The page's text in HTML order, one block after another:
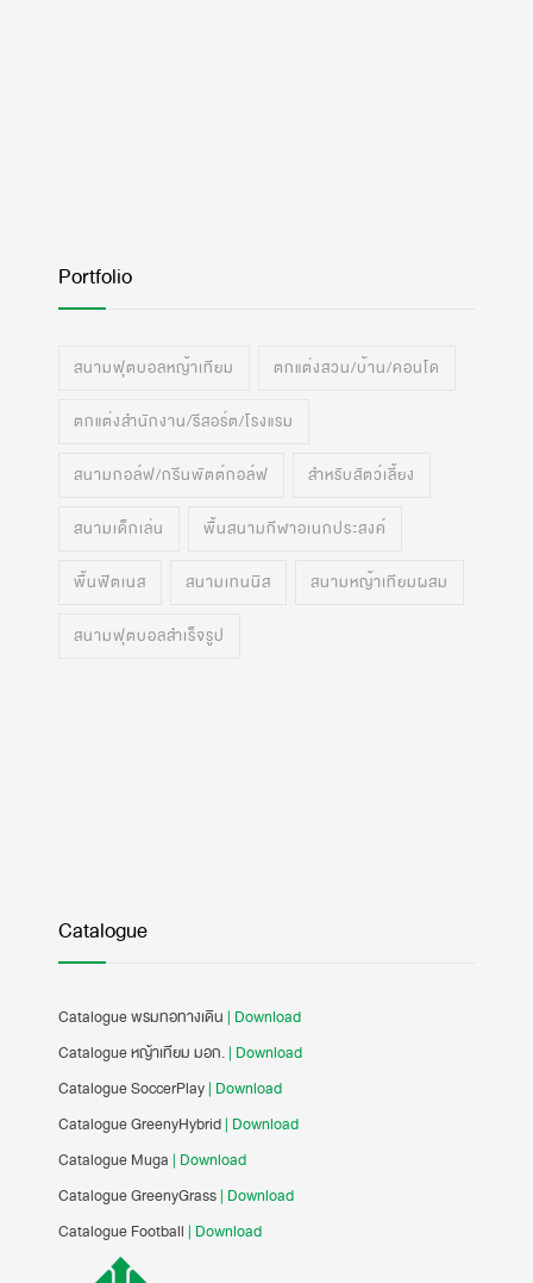
Portfolio
สนามฟุตบอลหญ้าเทียม ตกแต่งสวน/บ้าน/คอนโด
ตกแต่งสำนักงาน/รีสอร์ต/โรงแรม
สนามกอล์ฟ/กรีนพัตต์กอล์ฟ สำหรับสัตว์เลี้ยง
สนามเด็กเล่น พื้นสนามกีฬาอเนกประสงค์
พื้นฟิตเนส สนามเทนนิส สนามหญ้าเทียมผสม
สนามฟุตบอลสำเร็จรูป
Catalogue
Catalogue พรมทอทางเดิน | Download
Catalogue หญ้าเทียม มอก.| Download
Catalogue SoccerPlay| Download
Catalogue GreenyHybrid| Download
Catalogue Muga | Download
Catalogue GreenyGrass| Download
Catalogue Football | Download